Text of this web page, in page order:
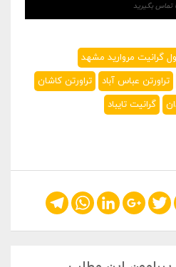
تماس بگیرید
گرانیت مروارید مشهد
تراورتن عباس آباد
تراورتن کاشان
گرانیت تایباد
Twitter
Google+
LinkedIn
WhatsApp
Telegram